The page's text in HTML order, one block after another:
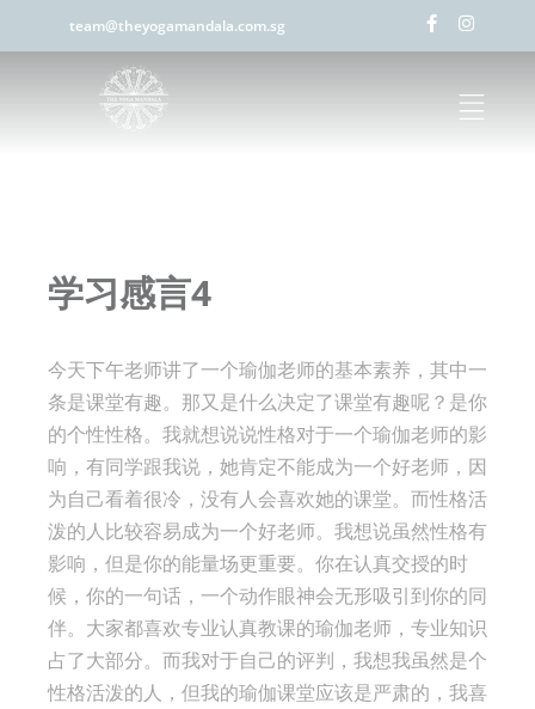
team@theyogamandala.com.sg
学习感言4
今天下午老师讲了一个瑜伽老师的基本素养，其中一
条是课堂有趣。那又是什么决定了课堂有趣呢？是你
的个性性格。我就想说说性格对于一个瑜伽老师的影
响，有同学跟我说，她肯定不能成为一个好老师，因
为自己看着很冷，没有人会喜欢她的课堂。而性格活
泼的人比较容易成为一个好老师。我想说虽然性格有
影响，但是你的能量场更重要。你在认真交授的时
候，你的一句话，一个动作眼神会无形吸引到你的同
伴。大家都喜欢专业认真教课的瑜伽老师，专业知识
占了大部分。而我对于自己的评判，我想我虽然是个
性格活泼的人，但我的瑜伽课堂应该是严肃的，我喜